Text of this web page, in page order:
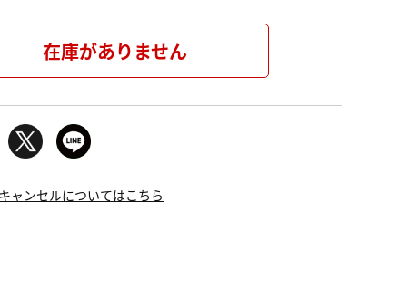
在庫がありません
ャンセルについてはこちら